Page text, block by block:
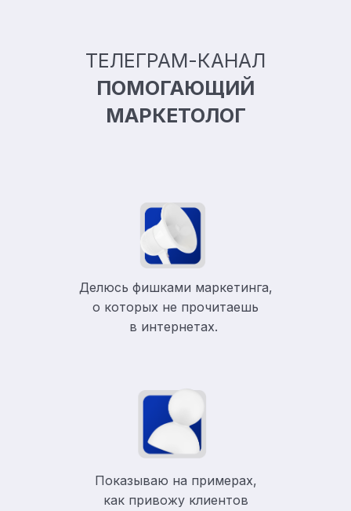
ТЕЛЕГРАМ-КАНАЛ
ПОМОГАЮЩИЙ
МАРКЕТОЛОГ
Делюсь фишками маркетинга,
о которых не прочитаешь
в интернетах.
Показываю на примерах,
как привожу клиентов